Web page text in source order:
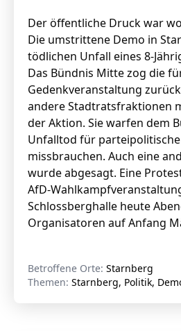
Der öffentliche Druck war
Die umstrittene Demo in
tödlichen Unfall eines 8-
Das Bündnis Mitte zog die
Gedenkveranstaltung
andere Stadtratsfraktionen
der Aktion. Sie warfen dem
Unfalltod für parteipolitische
missbrauchen. Auch eine
wurde abgesagt. Eine
AfD-
Schlossberghalle heute
Organisatoren auf Anfang
Betroffene Orte: Starnberg
Themen: Starnberg, Politik,